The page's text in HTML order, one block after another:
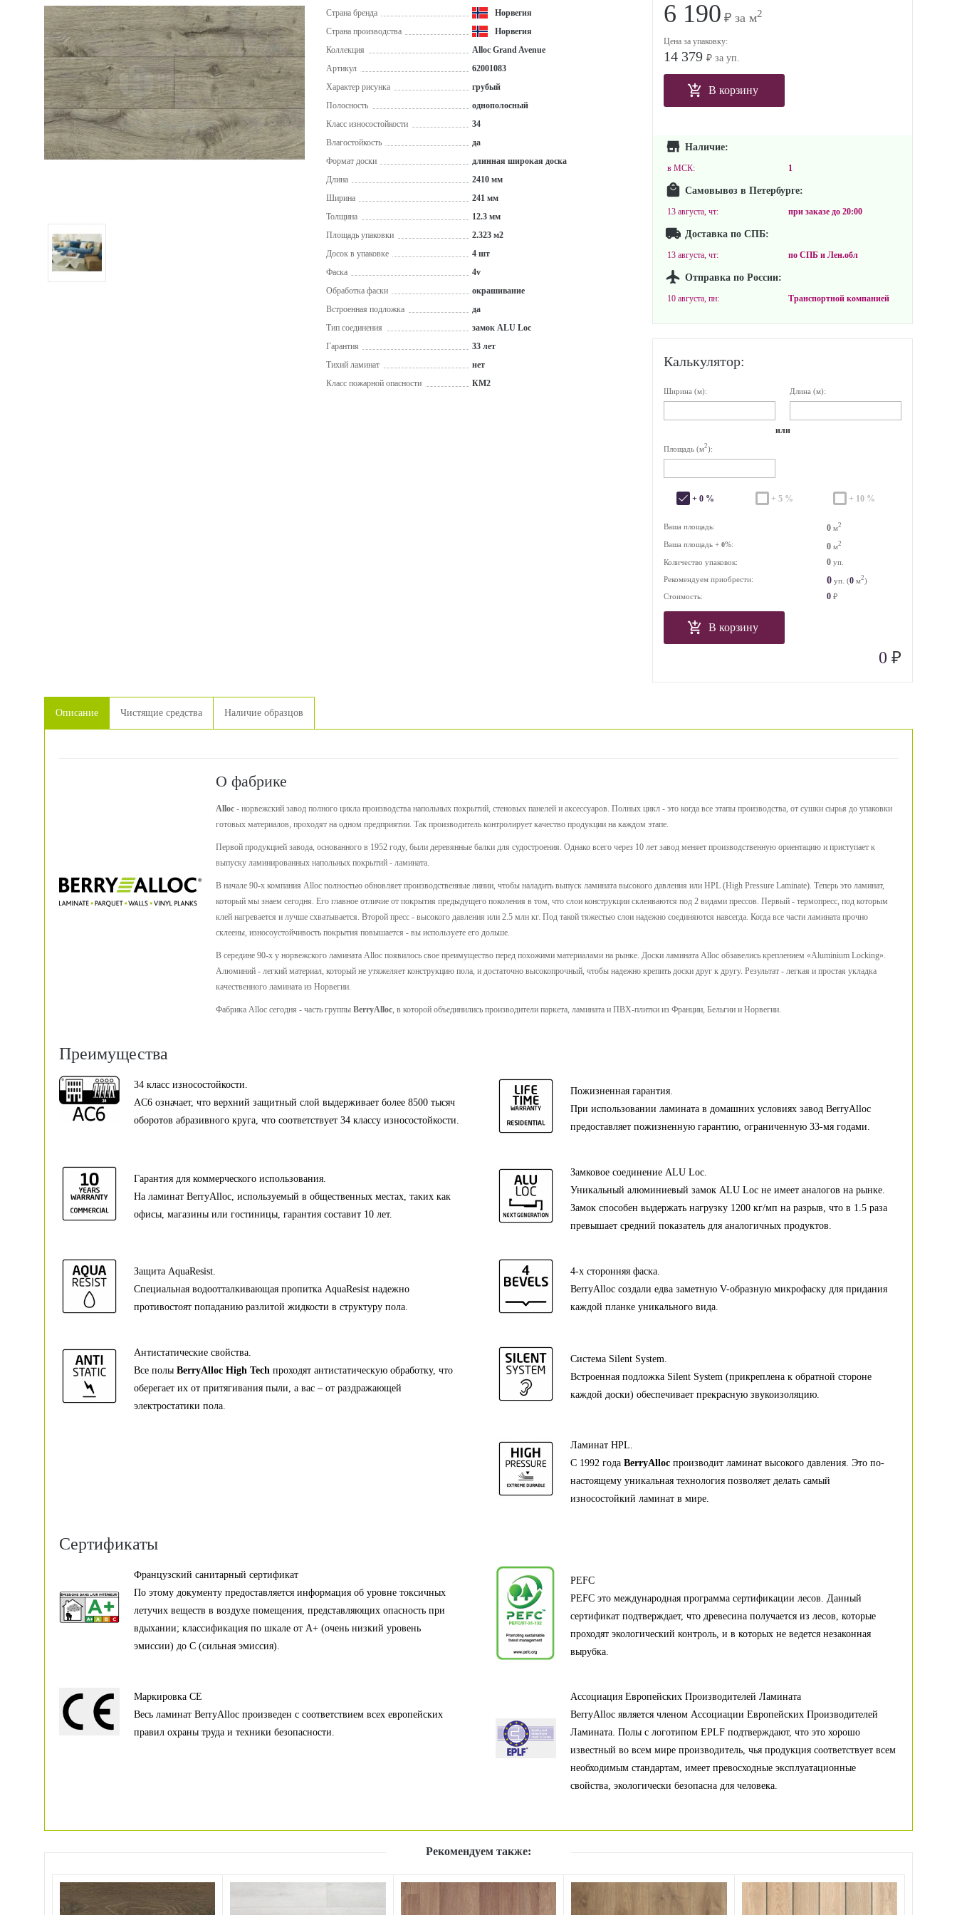
Страна бренда
Норвегия
Страна производства
Норвегия
Коллекция
Alloc Grand Avenue
Артикул
62001083
Характер рисунка
грубый
Полосность
однополосный
Класс износостойкости
34
Влагостойкость
да
Формат доски
длинная широкая доска
Длина
2410 мм
Ширина
241 мм
Толщина
12.3 мм
Площадь упаковки
2.323 м2
Досок в упаковке
4 шт
Фаска
4v
Обработка фаски
окрашивание
Встроенная подложка
да
Тип соединения
замок ALU Loc
Гарантия
33 лет
Тихий ламинат
нет
Класс пожарной опасности
КМ2
6 190 ₽ за м2
Цена за упаковку:
14 379 ₽ за уп.
В корзину
Наличие:
в МСК: 1
Самовывоз в Петербурге:
13 августа, чт: при заказе до 20:00
Доставка по СПБ:
13 августа, чт: по СПБ и Лен.обл
Отправка по России:
10 августа, пн: Транспортной компанией
Калькулятор:
Ширина (м): Длина (м):
или
Площадь (м2):
+ 0 % + 5 % + 10 %
Ваша площадь: 0 м2
Ваша площадь + 0%: 0 м2
Количество упаковок: 0 уп.
Рекомендуем приобрести:
0 уп. (0 м2)
Стоимость:
0 ₽
В корзину
0 ₽
Описание Чистящие средства Наличие образцов
О фабрике
Alloc - норвежский завод полного цикла производства напольных покрытий, стеновых панелей и аксессуаров. Полных цикл - это когда все этапы производства, от сушки сырья до упаковки
готовых материалов, проходят на одном предприятии. Так производитель контролирует качество продукции на каждом этапе.
Первой продукцией завода, основанного в 1952 году, были деревянные балки для судостроения. Однако всего через 10 лет завод меняет производственную ориентацию и приступает к
выпуску ламинированных напольных покрытий - ламината.
В начале 90-х компания Alloc полностью обновляет производственные линии, чтобы наладить выпуск ламината высокого давления или HPL (High Pressure Laminate). Теперь это ламинат,
который мы знаем сегодня. Его главное отличие от покрытия предыдущего поколения в том, что слои конструкции склеиваются под 2 видами прессов. Первый - термопресс, под которым
клей нагревается и лучше схватывается. Второй пресс - высокого давления или 2.5 млн кг. Под такой тяжестью слои надежно соединяются навсегда. Когда все части ламината прочно
склеены, износоустойчивость покрытия повышается - вы используете его дольше.
В середине 90-х у норвежского ламината Alloc появилось свое преимущество перед похожими материалами на рынке. Доски ламината Alloc обзавелись креплением «Aluminium Locking».
Алюминий - легкий материал, который не утяжеляет конструкцию пола, и достаточно высокопрочный, чтобы надежно крепить доски друг к другу. Результат - легкая и простая укладка
качественного ламината из Норвегии.
Фабрика Alloc сегодня - часть группы BerryAlloc, в которой объединились производители паркета, ламината и ПВХ-плитки из Франции, Бельгии и Норвегии.
Преимущества
Пожизненная гарантия.
При использовании ламината в домашних условиях завод BerryAlloc
предоставляет пожизненную гарантию, ограниченную 33-мя годами.
34 класс износостойкости.
AC6 означает, что верхний защитный слой выдерживает более 8500 тысяч
оборотов абразивного круга, что соответствует 34 классу износостойкости.
Гарантия для коммерческого использования.
На ламинат BerryAlloc, используемый в общественных местах, таких как
офисы, магазины или гостиницы, гарантия составит 10 лет.
Замковое соединение ALU Loc.
Уникальный алюминиевый замок ALU Loc не имеет аналогов на рынке.
Замок способен выдержать нагрузку 1200 кг/мп на разрыв, что в 1.5 раза
превышает средний показатель для аналогичных продуктов.
4-х сторонняя фаска.
BerryAlloc создали едва заметную V-образную микрофаску для придания
каждой планке уникального вида.
Защита AquaResist.
Специальная водоотталкивающая пропитка AquaResist надежно
противостоят попаданию разлитой жидкости в структуру пола.
Антистатические свойства.
Все полы BerryAlloc High Tech проходят антистатическую обработку, что
оберегает их от притягивания пыли, а вас – от раздражающей
электростатики пола.
Система Silent System.
Встроенная подложка Silent System (прикреплена к обратной стороне
каждой доски) обеспечивает прекрасную звукоизоляцию.
Ламинат HPL.
С 1992 года BerryAlloc производит ламинат высокого давления. Это по-
настоящему уникальная технология позволяет делать самый
износостойкий ламинат в мире.
Сертификаты
Французский санитарный сертификат
По этому документу предоставляется информация об уровне токсичных
летучих веществ в воздухе помещения, представляющих опасность при
вдыхании; классификация по шкале от А+ (очень низкий уровень
эмиссии) до С (сильная эмиссия).
PEFC
PEFC это международная программа сертификации лесов. Данный
сертификат подтверждает, что древесина получается из лесов, которые
проходят экологический контроль, и в которых не ведется незаконная
вырубка.
Ассоциация Европейских Производителей Ламината
BerryAlloc является членом Ассоциации Европейских Производителей
Ламината. Полы с логотипом EPLF подтверждают, что это хорошо
известный во всем мире производитель, чья продукция соответствует всем
необходимым стандартам, имеет превосходные эксплуатационные
свойства, экологически безопасна для человека.
Маркировка CE
Весь ламинат BerryAlloc произведен с соответствием всех европейских
правил охраны труда и техники безопасности.
Рекомендуем также: